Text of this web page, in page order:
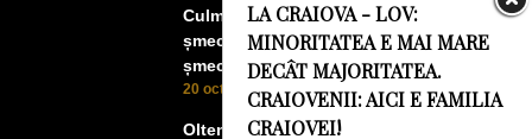
LA CRAIOVA - LOV:
MINORITATEA E MAI MARE
DECÂT MAJORITATEA.
CRAIOVENII: AICI E FAMILIA
CRAIOVEI!
Culmea smecheriei! O mașină
șmecheră l-a trădat pe cel mai
șmecher oltean
20 octombrie 2022
Oltenii, Dăbulenii, Izbicenii,